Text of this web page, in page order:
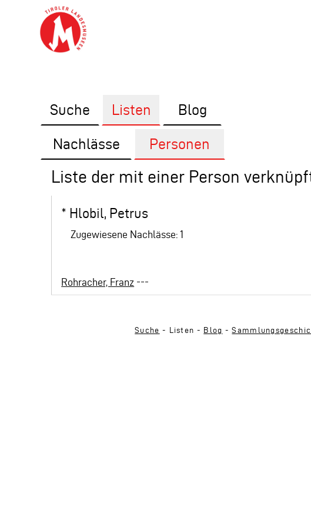
Suche Listen Blog
Nachlässe Personen
Liste der mit einer Person
* Hlobil, Petrus
Zugewiesene Nachlässe: 1
Rohracher, Franz ---
Suche - Listen - Blog -